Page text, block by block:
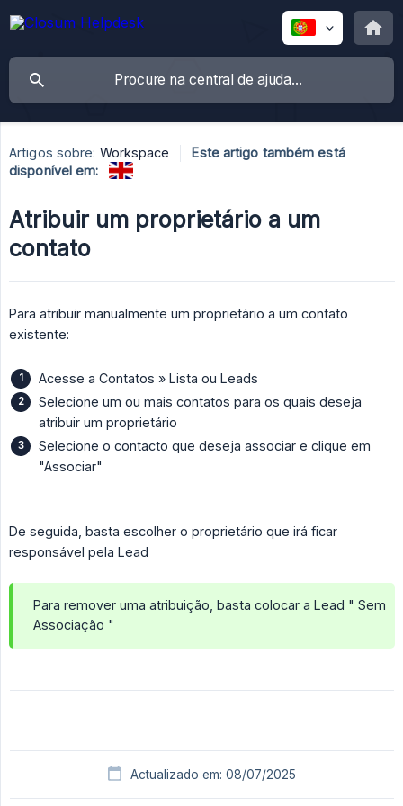
Artigos sobre: Workspace
Este artigo também está
disponível em:
Atribuir um proprietário a um
contato
Para atribuir manualmente um proprietário a um contato
existente:
Acesse a Contatos » Lista ou Leads
Selecione um ou mais contatos para os quais deseja
atribuir um proprietário
Selecione o contacto que deseja associar e clique em
"Associar"
De seguida, basta escolher o proprietário que irá ficar
responsável pela Lead
Para remover uma atribuição, basta colocar a Lead " Sem
Associação "
Actualizado em: 08/07/2025